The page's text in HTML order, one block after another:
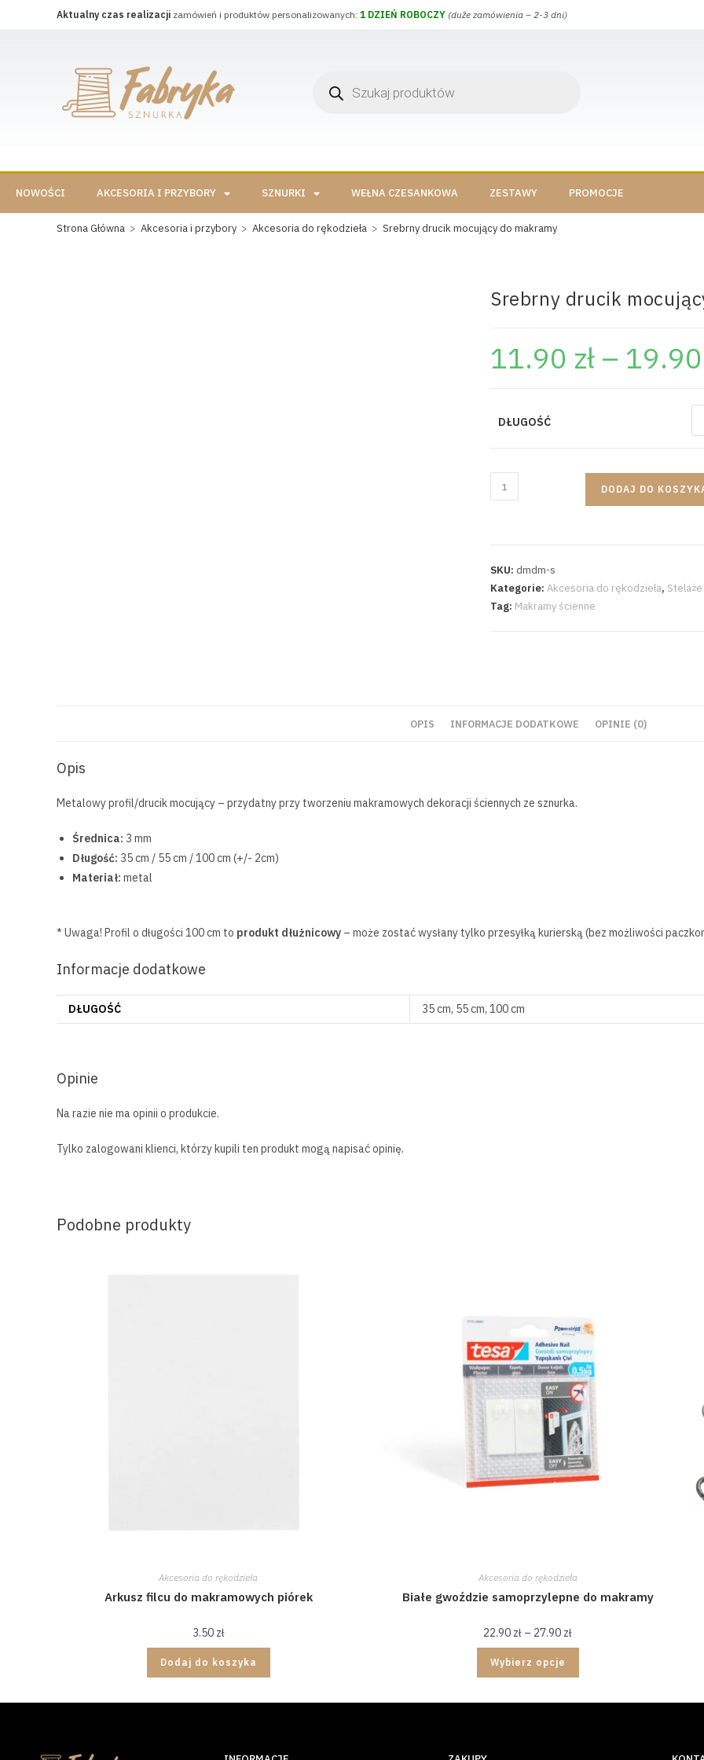
Aktualny czas realizacji zamówień i produktów personalizowanych: 1 DZIEŃ ROBOCZY (duże zamówienia – 2-3 dni)
NOWOŚCI AKCESORIA I PRZYBORY SZNURKI WEŁNA CZESANKOWA ZESTAWY PROMOCJE
Strona Główna > Akcesoria i przybory > Akcesoria do rękodzieła > Srebrny drucik mocujący do makramy
Srebrny drucik
11.90 zł – 19.90
DŁUGOŚĆ
DODAJ DO
SKU: dmdm-s
Kategorie: Akcesoria do rękodzieła,
Tag: Makramy ścienne
OPIS INFORMACJE DODATKOWE OPINIE (0)
Opis
Metalowy profil/drucik mocujący – przydatny przy tworzeniu makramowych dekoracji ściennych ze sznurka.
Średnica: 3 mm
Długość: 35 cm / 55 cm / 100 cm (+/- 2cm)
Materiał: metal
* Uwaga! Profil o długości 100 cm to produkt dłużnicowy – może zostać wysłany tylko przesyłką kurierską (bez możliwości
Informacje dodatkowe
DŁUGOŚĆ 35 cm, 55 cm, 100 cm
Opinie
Na razie nie ma opinii o produkcie.
Tylko zalogowani klienci, którzy kupili ten produkt mogą napisać opinię.
Podobne produkty
Akcesoria do rękodzieła
Arkusz filcu do makramowych piórek
3.50 zł
Dodaj do koszyka
Akcesoria do rękodzieła
Białe gwoździe samoprzylepne do makramy
22.90 zł – 27.90 zł
Wybierz opcje